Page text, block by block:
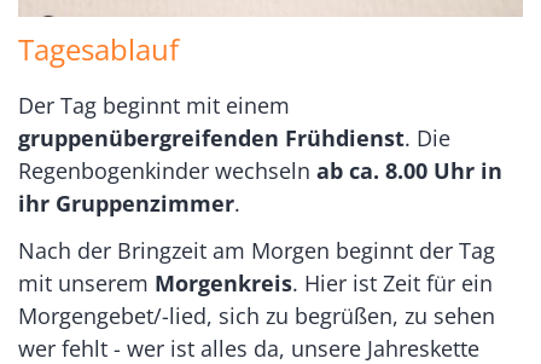
Tagesablauf
Der Tag beginnt mit einem
gruppenübergreifenden Frühdienst. Die
Regenbogenkinder wechseln ab ca. 8.00 Uhr in
ihr Gruppenzimmer.
Nach der Bringzeit am Morgen beginnt der Tag
mit unserem Morgenkreis. Hier ist Zeit für ein
Morgengebet/-lied, sich zu begrüßen, zu sehen
wer fehlt - wer ist alles da, unsere Jahreskette